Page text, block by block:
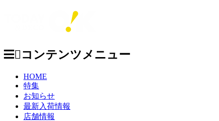
コンテンツメニュー
HOME
特集
お知らせ
最新入荷情報
店舗情報